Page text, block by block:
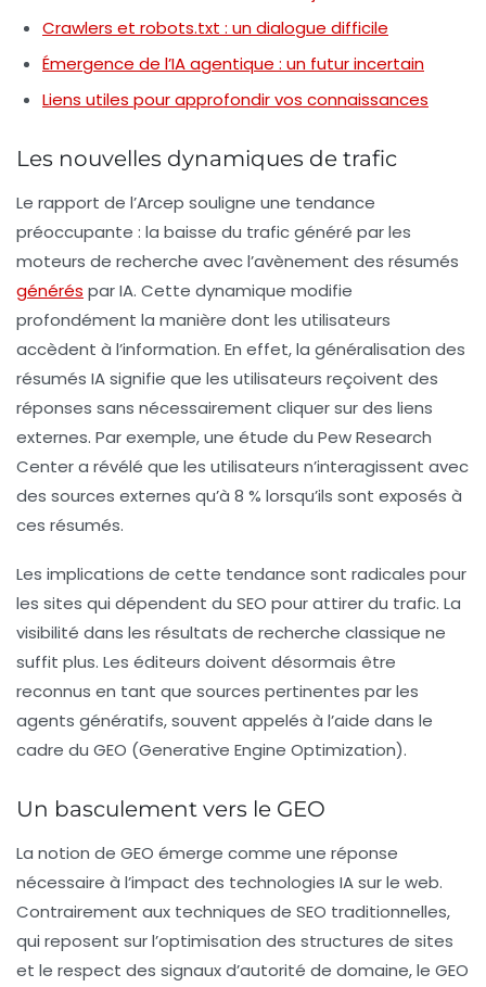
Crawlers et robots.txt : un dialogue difficile
Émergence de l’IA agentique : un futur incertain
Liens utiles pour approfondir vos connaissances
Les nouvelles dynamiques de trafic
Le rapport de l’Arcep souligne une tendance
préoccupante : la baisse du traficgénéré par les
moteurs de recherche avec l’avènement des résumés
générés par IA. Cette dynamique modifie
profondément la manière dont les utilisateurs
accèdent à l’information. En effet, la généralisation des
résumés IA signifie que les utilisateurs reçoivent des
réponses sans nécessairement cliquer sur des liens
externes. Par exemple, une étude du Pew Research
Center a révélé que les utilisateurs n’interagissent avec
des sources externes qu’à 8 % lorsqu’ils sont exposés à
ces résumés.
Les implications de cette tendance sont radicales pour
les sites qui dépendent du SEO pour attirer du trafic. La
visibilité dans les résultats de recherche classique ne
suffit plus. Les éditeurs doivent désormais être
reconnus en tant que sources pertinentes par les
agents génératifs, souvent appelés à l’aide dans le
cadre du GEO (Generative Engine Optimization).
Un basculement vers le GEO
La notion de GEO émerge comme une réponse
nécessaire à l’impact des technologies IA sur le web.
Contrairement aux techniques de SEO traditionnelles,
qui reposent sur l’optimisation des structures de sites
et le respect des signaux d’autorité de domaine, le GEO